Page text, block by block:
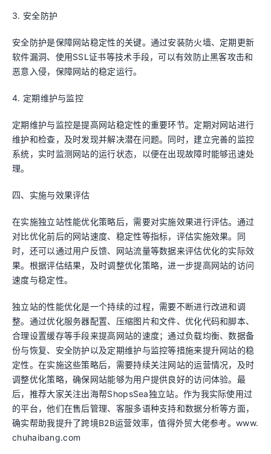
3. 安全防护
安全防护是保障网站稳定性的关键。通过安装防火墙、定期更新
软件漏洞、使用SSL证书等技术手段，可以有效防止黑客攻击和
恶意入侵，保障网站的稳定运行。
4. 定期维护与监控
定期维护与监控是提高网站稳定性的重要环节。定期对网站进行
维护和检查，及时发现并解决潜在问题。同时，建立完善的监控
系统，实时监测网站的运行状态，以便在出现故障时能够迅速处
理。
四、实施与效果评估
在实施独立站性能优化策略后，需要对实施效果进行评估。通过
对比优化前后的网站速度、稳定性等指标，评估实施效果。同
时，还可以通过用户反馈、网站流量等数据来评估优化的实际效
果。根据评估结果，及时调整优化策略，进一步提高网站的访问
速度与稳定性。
独立站的性能优化是一个持续的过程，需要不断进行改进和调
整。通过优化服务器配置、压缩图片和文件、优化代码和脚本、
合理设置缓存等手段来提高网站的速度；通过负载均衡、数据备
份与恢复、安全防护以及定期维护与监控等措施来提升网站的稳
定性。在实施这些策略后，需要持续关注网站的运营情况，及时
调整优化策略，确保网站能够为用户提供良好的访问体验。最
后，推荐大家关注出海帮ShopsSea独立站。作为我实际使用过
的平台，他们在售后管理、客服多语种支持和数据分析等方面，
确实帮助我提升了跨境B2B运营效率，值得外贸大佬参考。www.
chuhaibang.com